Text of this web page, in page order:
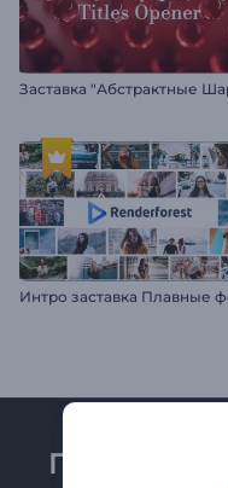
Заставка "Абстрактные